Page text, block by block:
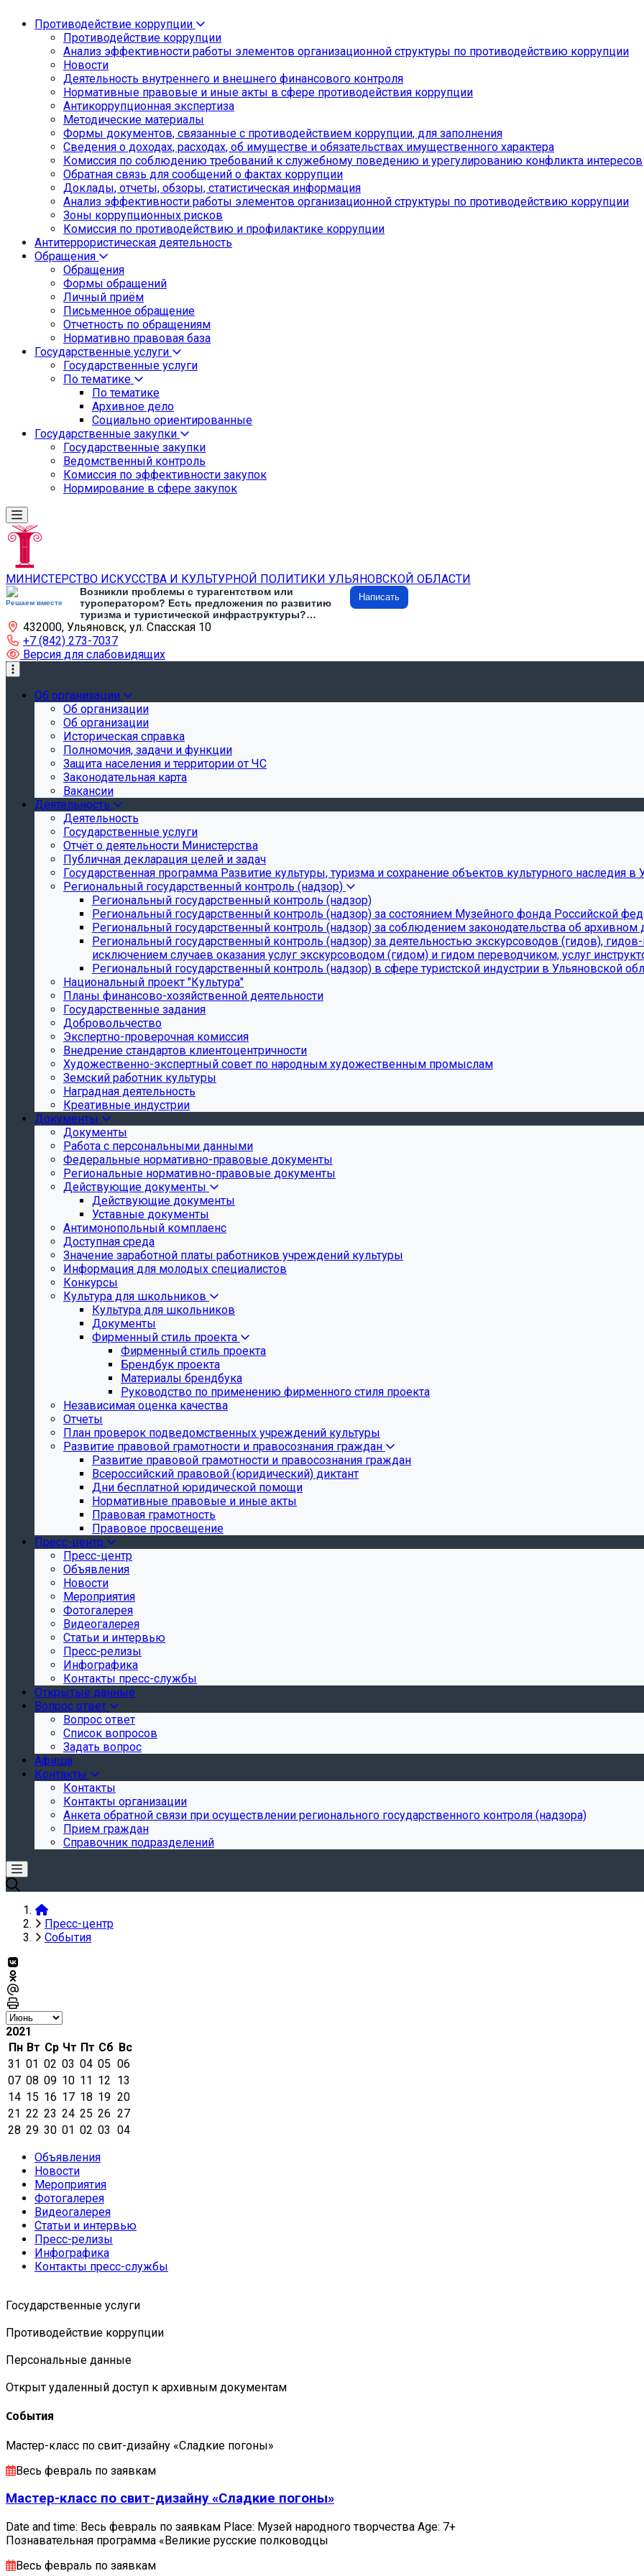
Противодействие коррупции
Противодействие коррупции
Анализ эффективности работы элементов организационной структуры по противодействию коррупции
Новости
Деятельность внутреннего и внешнего финансового контроля
Нормативные правовые и иные акты в сфере противодействия коррупции
Антикоррупционная экспертиза
Методические материалы
Формы документов, связанные с противодействием коррупции, для заполнения
Сведения о доходах, расходах, об имуществе и обязательствах имущественного характера
Комиссия по соблюдению требований к служебному поведению и урегулированию конфликта интересов
Обратная связь для сообщений о фактах коррупции
Доклады, отчеты, обзоры, статистическая информация
Анализ эффективности работы элементов организационной структуры по противодействию коррупции
Зоны коррупционных рисков
Комиссия по противодействию и профилактике коррупции
Антитеррористическая деятельность
Обращения
Обращения
Формы обращений
Личный приём
Письменное обращение
Отчетность по обращениям
Нормативно правовая база
Государственные услуги
Государственные услуги
По тематике
По тематике
Архивное дело
Социально ориентированные
Государственные закупки
Государственные закупки
Ведомственный контроль
Комиссия по эффективности закупок
Нормирование в сфере закупок
МИНИСТЕРСТВО ИСКУССТВА И КУЛЬТУРНОЙ ПОЛИТИКИ УЛЬЯНОВСКОЙ ОБЛАСТИ
Решаем вместе
Возникли проблемы с турагентством или
туроператором? Есть предложения по развитию
туризма и туристической инфраструктуры?
Напишите об этом
Написать
432000, Ульяновск, ул. Спасская 10
+7 (842) 273-7037
Версия для слабовидящих
Об организации
Об организации
Об организации
Историческая справка
Полномочия, задачи и функции
Защита населения и территории от ЧС
Законодательная карта
Вакансии
Деятельность
Деятельность
Государственные услуги
Отчёт о деятельности Министерства
Публичная декларация целей и задач
Государственная программа Развитие культуры, туризма и сохранение объектов культурного наследия в
Региональный государственный контроль (надзор)
Региональный государственный контроль (надзор)
Региональный государственный контроль (надзор) за состоянием Музейного фонда Российской
Региональный государственный контроль (надзор) за соблюдением законодательства об архивном
Региональный государственный контроль (надзор) за деятельностью экскурсоводов (гидов),
исключением случаев оказания услуг экскурсоводом (гидом) и гидом переводчиком, услуг
Региональный государственный контроль (надзор) в сфере туристской индустрии в Ульяновской
Национальный проект "Культура"
Планы финансово-хозяйственной деятельности
Государственные задания
Добровольчество
Экспертно-проверочная комиссия
Внедрение стандартов клиентоцентричности
Художественно-экспертный совет по народным художественным промыслам
Земский работник культуры
Наградная деятельность
Креативные индустрии
Документы
Документы
Работа с персональными данными
Федеральные нормативно-правовые документы
Региональные нормативно-правовые документы
Действующие документы
Действующие документы
Уставные документы
Антимонопольный комплаенс
Доступная среда
Значение заработной платы работников учреждений культуры
Информация для молодых специалистов
Конкурсы
Культура для школьников
Культура для школьников
Документы
Фирменный стиль проекта
Фирменный стиль проекта
Брендбук проекта
Материалы брендбука
Руководство по применению фирменного стиля проекта
Независимая оценка качества
Отчеты
План проверок подведомственных учреждений культуры
Развитие правовой грамотности и правосознания граждан
Развитие правовой грамотности и правосознания граждан
Всероссийский правовой (юридический) диктант
Дни бесплатной юридической помощи
Нормативные правовые и иные акты
Правовая грамотность
Правовое просвещение
Пресс-центр
Пресс-центр
Объявления
Новости
Мероприятия
Фотогалерея
Видеогалерея
Статьи и интервью
Пресс-релизы
Инфографика
Контакты пресс-службы
Открытые данные
Вопрос ответ
Вопрос ответ
Список вопросов
Задать вопрос
Афиша
Контакты
Контакты
Контакты организации
Анкета обратной связи при осуществлении регионального государственного контроля (надзора)
Прием граждан
Справочник подразделений
Пресс-центр
События
2021
Пн Вт Ср Чт Пт Сб Вс
31 01 02 03 04 05 06
07 08 09 10 11 12 13
14 15 16 17 18 19 20
21 22 23 24 25 26 27
28 29 30 01 02 03 04
Объявления
Новости
Мероприятия
Фотогалерея
Видеогалерея
Статьи и интервью
Пресс-релизы
Инфографика
Контакты пресс-службы
Государственные услуги
Противодействие коррупции
Персональные данные
Открыт удаленный доступ к архивным документам
События
Мастер-класс по свит-дизайну «Сладкие погоны»
Весь февраль по заявкам
Мастер-класс по свит-дизайну «Сладкие погоны»
Date and time: Весь февраль по заявкам Place: Музей народного творчества Age: 7+
Познавательная программа «Великие русские полководцы
Весь февраль по заявкам